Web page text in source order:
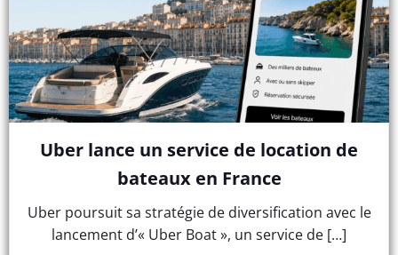
Uber lance un service de location de
bateaux en France
Uber poursuit sa stratégie de diversification avec le
lancement d’« Uber Boat », un service de […]